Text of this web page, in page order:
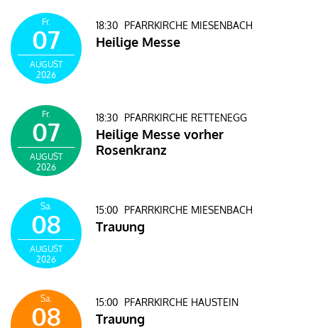
Fr.
07
AUGUST
2026
18:30 PFARRKIRCHE MIESENBACH
Heilige Messe
Fr.
07
AUGUST
2026
18:30 PFARRKIRCHE RETTENEGG
Heilige Messe vorher
Rosenkranz
Sa.
08
AUGUST
2026
15:00 PFARRKIRCHE MIESENBACH
Trauung
Sa.
08 15:00 PFARRKIRCHE HAUSTEIN
Trauung